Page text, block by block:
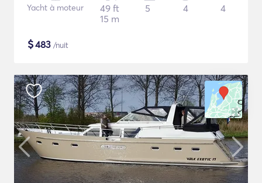
Yacht à moteur
49 ft
15 m
5 4 4
$483 /nuit